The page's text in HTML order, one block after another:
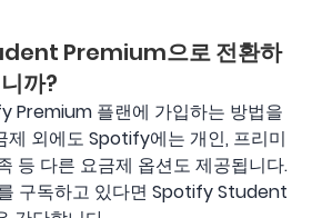
Premium으로 전환하
까?
Premium 플랜에 가입하는 방법을
제 외에도 Spotify에는 개인, 프리미
등 다른 요금제 옵션도 제공됩니다.
구독하고 있다면 Spotify Student